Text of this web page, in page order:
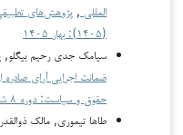
المللی ,
(۱۴۰۵): بهار ۱۴۰۵
سیامک جدی رحیم بیگلو,
ضمانت اجرایی آرای صادره
حقوق و سیاست: دوره ۸ شماره ۲ (۱۴۰۵): تابستان ۱۴۰۵
طاها تیموری, مالک